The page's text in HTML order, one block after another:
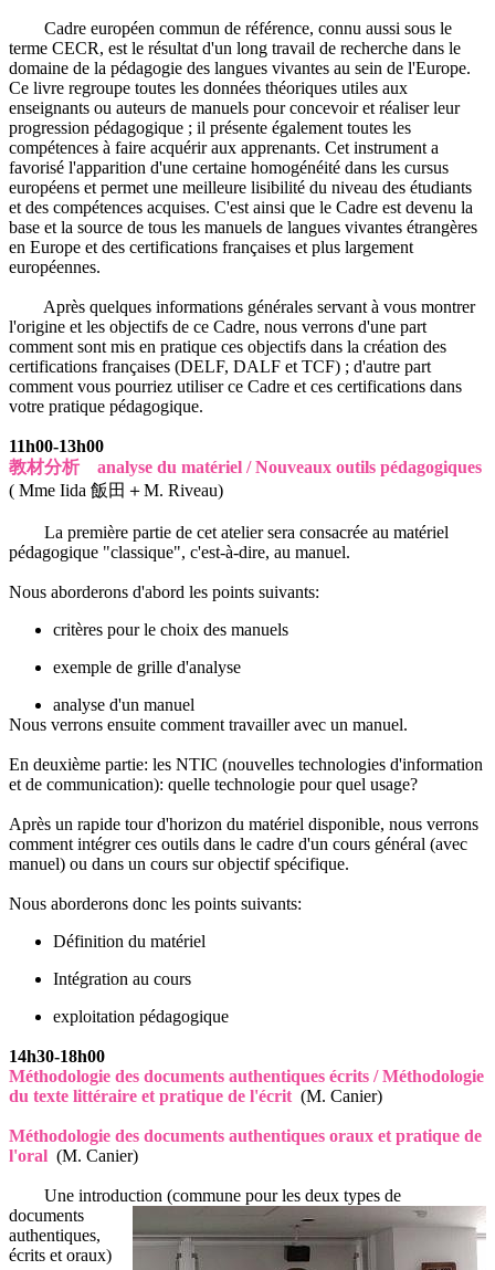
Cadre européen commun de référence, connu aussi sous le
terme CECR, est le résultat d'un long travail de recherche dans le
domaine de la pédagogie des langues vivantes au sein de l'Europe.
Ce livre regroupe toutes les données théoriques utiles aux
enseignants ou auteurs de manuels pour concevoir et réaliser leur
progression pédagogique ; il présente également toutes les
compétences à faire acquérir aux apprenants. Cet instrument a
favorisé l'apparition d'une certaine homogénéité dans les cursus
européens et permet une meilleure lisibilité du niveau des étudiants
et des compétences acquises. C'est ainsi que le Cadre est devenu la
base et la source de tous les manuels de langues vivantes étrangères
en Europe et des certifications françaises et plus largement
européennes.
Après quelques informations générales servant à vous montrer
l'origine et les objectifs de ce Cadre, nous verrons d'une part
comment sont mis en pratique ces objectifs dans la création des
certifications françaises (DELF, DALF et TCF) ; d'autre part
comment vous pourriez utiliser ce Cadre et ces certifications dans
votre pratique pédagogique.
11h00-13h00
教材分析 analyse du matériel / Nouveaux outils pédagogiques
( Mme Iida 飯田＋M. Riveau)
La première partie de cet atelier sera consacrée au matériel
pédagogique "classique", c'est-à-dire, au manuel.
Nous aborderons d'abord les points suivants:
critères pour le choix des manuels
exemple de grille d'analyse
analyse d'un manuel
Nous verrons ensuite comment travailler avec un manuel.
En deuxième partie: les NTIC (nouvelles technologies d'information
et de communication): quelle technologie pour quel usage?
Après un rapide tour d'horizon du matériel disponible, nous verrons
comment intégrer ces outils dans le cadre d'un cours général (avec
manuel) ou dans un cours sur objectif spécifique.
Nous aborderons donc les points suivants:
Définition du matériel
Intégration au cours
exploitation pédagogique
14h30-18h00
Méthodologie des documents authentiques écrits / Méthodologie
du texte littéraire et pratique de l'écrit (M. Canier)
Méthodologie des documents authentiques oraux et pratique de
l'oral (M. Canier)
Une introduction (commune pour les deux types de
documents
authentiques,
écrits et oraux)